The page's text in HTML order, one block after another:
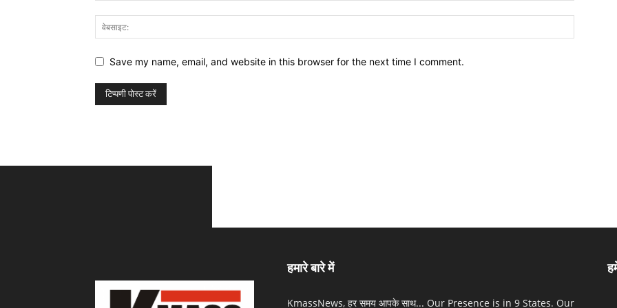
Save my name, email, and website in this browser for the next time I comment.
हमारे बारे में
KmassNews, हर समय आपके साथ... Our Presence is in 9 States. Our